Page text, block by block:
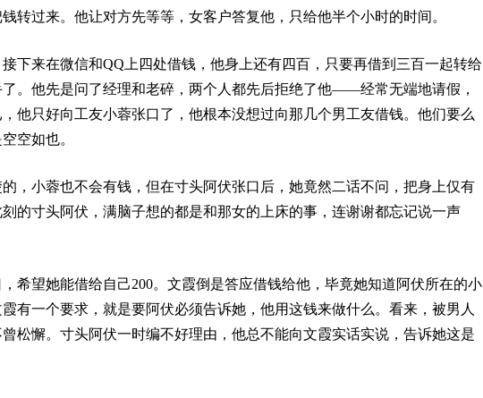
转过来。他让对方先等等，女客户答复他，只给他半个小时的时间。
下来在微信和QQ上四处借钱，他身上还有四百，只要再借到三百一起转给
。他先是问了经理和老碎，两个人都先后拒绝了他——经常无端地请假，
他只好向工友小蓉张口了，他根本没想过向那几个男工友借钱。他们要么
空如也。
，小蓉也不会有钱，但在寸头阿伏张口后，她竟然二话不问，把身上仅有
的寸头阿伏，满脑子想的都是和那女的上床的事，连谢谢都忘记说一声
希望她能借给自己200。文霞倒是答应借钱给他，毕竟她知道阿伏所在的小
有一个要求，就是要阿伏必须告诉她，他用这钱来做什么。看来，被男人
松懈。寸头阿伏一时编不好理由，他总不能向文霞实话实说，告诉她这是